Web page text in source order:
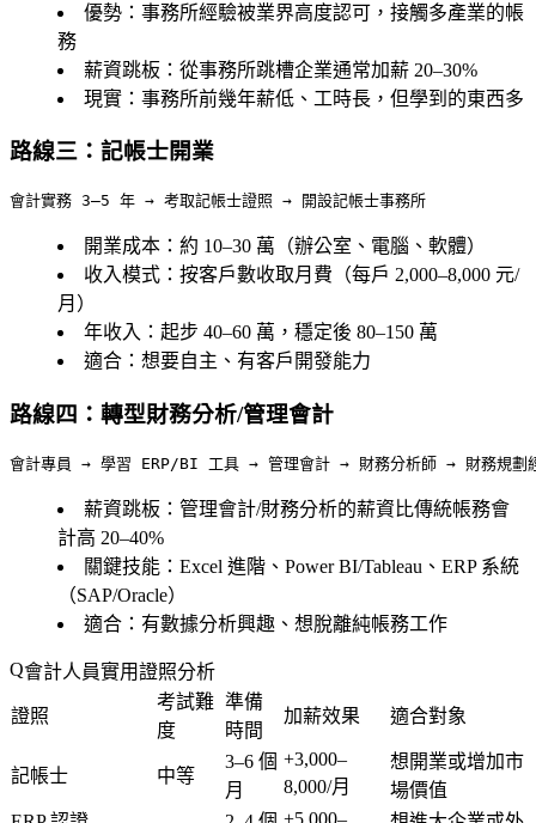
優勢 ：事務所經驗被業界高度認可，接觸多產業的帳
務
薪資跳板 ：從事務所跳槽企業通常加薪 20–30%
現實 ：事務所前幾年薪低、工時長，但學到的東西多
路線三：記帳士開業
開業成本 ：約 10–30 萬（辦公室、電腦、軟體）
收入模式 ：按客戶數收取月費（每戶 2,000–8,000 元/
月）
年收入 ：起步 40–60 萬，穩定後 80–150 萬
適合 ：想要自主、有客戶開發能力
路線四：轉型財務分析/管理會計
薪資跳板 ：管理會計/財務分析的薪資比傳統帳務會
計高 20–40%
關鍵技能 ：Excel 進階、Power BI/Tableau、ERP 系統
（SAP/Oracle）
適合 ：有數據分析興趣、想脫離純帳務工作
會計人員實用證照分析
證照
考試難
度
準備
時間
加薪效果 適合對象
記帳士 中等
3–6 個
月
+3,000–
8,000/月
想開業或增加市
場價值
+5,000–